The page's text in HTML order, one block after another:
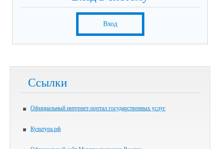
Вход
Ссылки
Официальный интернет-портал государственных услуг
Культура.рф